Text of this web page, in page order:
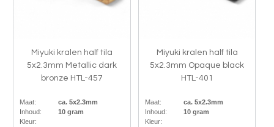
Miyuki kralen half tila
5x2.3mm Metallic dark
bronze HTL-457
Maat:
ca. 5x2.3mm
Inhoud:
10 gram
Kleur:
Miyuki kralen half tila
5x2.3mm Opaque black
HTL-401
Maat:
ca. 5x2.3mm
Inhoud:
10 gram
Kleur: